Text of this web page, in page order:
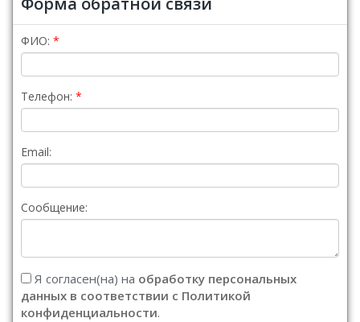
ФИО:
Телефон:
Email:
Сообщение:
Я согласен(на) на обработку персональных
данных в соответствии с Политикой
конфиденциальности.